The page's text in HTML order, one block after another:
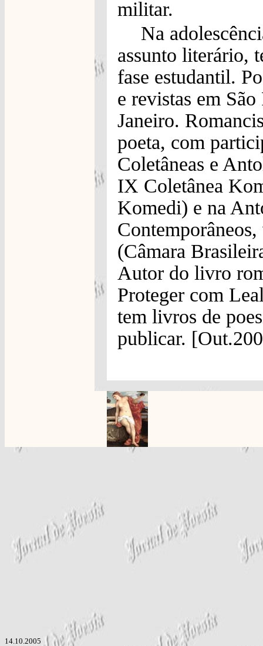
militar.
Na
assunto literário,
fase estudantil.
e revistas em
Janeiro.
poeta, com
Coletâneas e
IX Coletânea
Komedi) e na
(Câmara
Autor do livro
Proteger com
tem livros de
publicar.
14.10.2005